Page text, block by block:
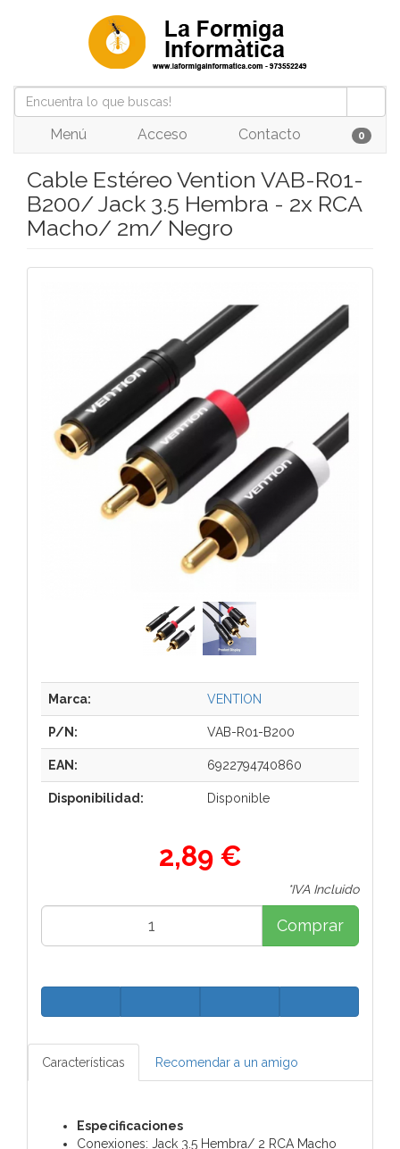
Menú Acceso Contacto 0
Cable Estéreo Vention VAB-R01-
B200/ Jack 3.5 Hembra - 2x RCA
Macho/ 2m/ Negro
Marca: VENTION
P/N: VAB-R01-B200
EAN: 6922794740860
Disponibilidad: Disponible
2,89 €
*IVA Incluido
Comprar
Características Recomendar a un amigo
Especificaciones
Conexiones: Jack 3.5 Hembra/ 2 RCA Macho